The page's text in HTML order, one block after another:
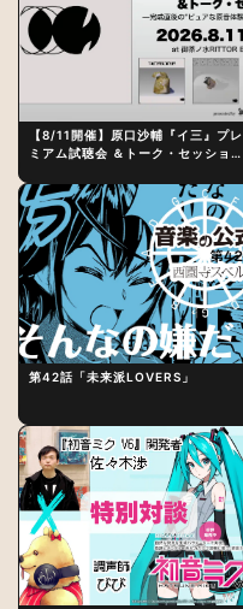
【8/11開催】原口沙輔『イ三』プレ
ミアム試聴会 ＆トーク・セッション
制作秘話
第42話「未来派LOVERS」